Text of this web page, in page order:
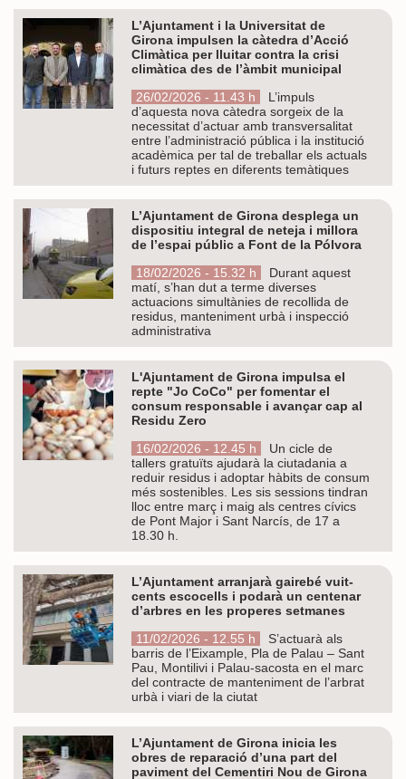
L’Ajuntament i la Universitat de
Girona impulsen la càtedra d’Acció
Climàtica per lluitar contra la crisi
climàtica des de l’àmbit municipal
26/02/2026 - 11.43 h
L’impuls
d’aquesta nova càtedra sorgeix de la
necessitat d’actuar amb transversalitat
entre l’administració pública i la institució
acadèmica per tal de treballar els actuals
i futurs reptes en diferents temàtiques
L’Ajuntament de Girona desplega un
dispositiu integral de neteja i millora
de l’espai públic a Font de la Pólvora
18/02/2026 - 15.32 h
Durant aquest
matí, s’han dut a terme diverses
actuacions simultànies de recollida de
residus, manteniment urbà i inspecció
administrativa
L'Ajuntament de Girona impulsa el
repte "Jo CoCo" per fomentar el
consum responsable i avançar cap al
Residu Zero
16/02/2026 - 12.45 h
Un cicle de
tallers gratuïts ajudarà la ciutadania a
reduir residus i adoptar hàbits de consum
més sostenibles. Les sis sessions tindran
lloc entre març i maig als centres cívics
de Pont Major i Sant Narcís, de 17 a
18.30 h.
L’Ajuntament arranjarà gairebé vuit-
cents escocells i podarà un centenar
d’arbres en les properes setmanes
11/02/2026 - 12.55 h
S’actuarà als
barris de l’Eixample, Pla de Palau – Sant
Pau, Montilivi i Palau-sacosta en el marc
del contracte de manteniment de l’arbrat
urbà i viari de la ciutat
L’Ajuntament de Girona inicia les
obres de reparació d’una part del
paviment del Cementiri Nou de Girona